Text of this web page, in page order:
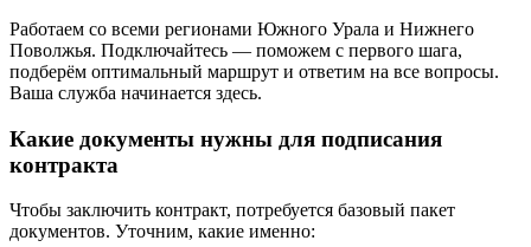
Работаем со всеми регионами Южного Урала и Нижнего
Поволжья. Подключайтесь — поможем с первого шага,
подберём оптимальный маршрут и ответим на все вопросы.
Ваша служба начинается здесь.
Какие документы нужны для подписания
контракта
Чтобы заключить контракт, потребуется базовый пакет
документов. Уточним, какие именно: